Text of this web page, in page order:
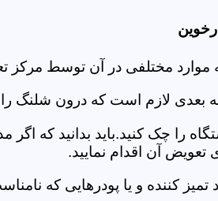
موارد مختلفی در آن توسط
بعدی لازم است که درون شلنگ
را چک کنید.باید بدانید که اگر
آن اقدام نمایید.
تمیز کننده و یا پودرهایی